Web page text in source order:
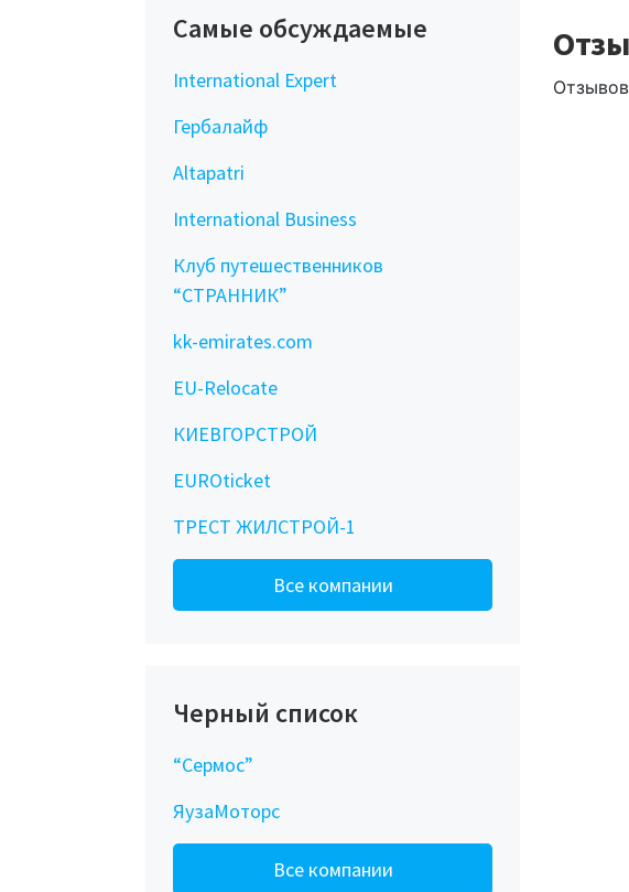
Самые обсуждаемые
International Expert
Гербалайф
Altapatri
International Business
Клуб путешественников
“СТРАННИК”
kk-emirates.com
EU-Relocate
КИЕВГОРСТРОЙ
EUROticket
ТРЕСТ ЖИЛСТРОЙ-1
Все компании
Черный список
“Сермос”
ЯузаМоторс
Все компании